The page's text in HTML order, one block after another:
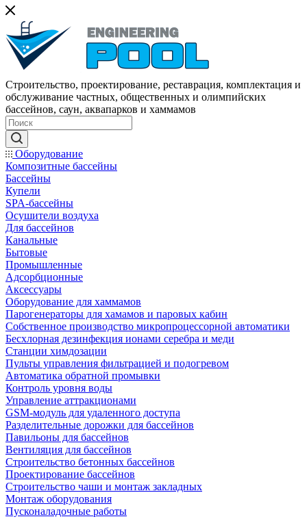
Строительство, проектирование, реставрация, комплектация и
обслуживание частных, общественных и олимпийских
бассейнов, саун, аквапарков и хаммамов
Оборудование
Композитные бассейны
Бассейны
Купели
SPA-бассейны
Осушители воздуха
Для бассейнов
Канальные
Бытовые
Промышленные
Адсорбционные
Аксессуары
Оборудование для хаммамов
Парогенераторы для хамамов и паровых кабин
Собственное производство микропроцессорной автоматики
Беcхлорная дезинфекция ионами серебра и меди
Станции химдозации
Пульты управления фильтрацией и подогревом
Автоматика обратной промывки
Контроль уровня воды
Управление аттракционами
GSM-модуль для удаленного доступа
Разделительные дорожки для бассейнов
Павильоны для бассейнов
Вентиляция для бассейнов
Строительство бетонных бассейнов
Проектирование бассейнов
Строительство чаши и монтаж закладных
Монтаж оборудования
Пусконаладочные работы